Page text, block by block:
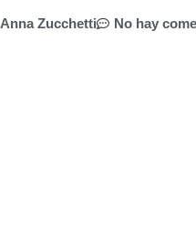
Anna Zucchetti No hay